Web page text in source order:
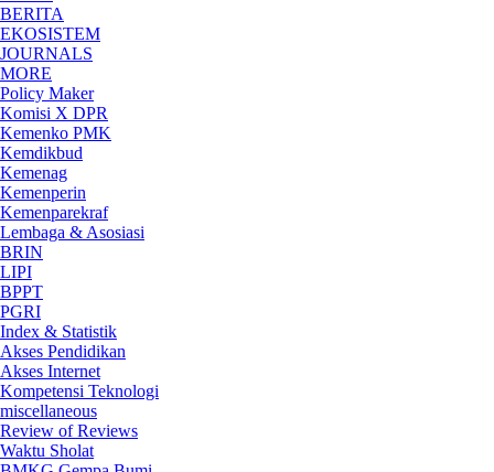
BERITA
EKOSISTEM
JOURNALS
MORE
Policy Maker
Komisi X DPR
Kemenko PMK
Kemdikbud
Kemenag
Kemenperin
Kemenparekraf
Lembaga & Asosiasi
BRIN
LIPI
BPPT
PGRI
Index & Statistik
Akses Pendidikan
Akses Internet
Kompetensi Teknologi
miscellaneous
Review of Reviews
Waktu Sholat